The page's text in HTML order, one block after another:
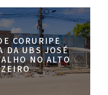
CORURIPE
DA UBS JOSÉ
NO ALTO